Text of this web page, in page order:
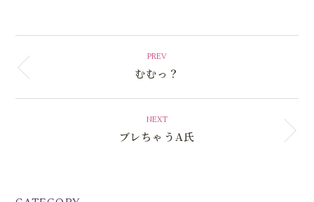
PREV
むむっ？
NEXT
ブレちゃうA氏